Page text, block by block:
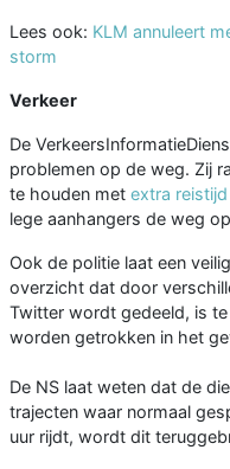
Lees ook: KLM annuleert
storm
Verkeer
De
problemen op de weg. Zij
te houden met extra reistijd
lege aanhangers de weg
Ook de politie laat een
overzicht dat door
Twitter wordt gedeeld, is
worden getrokken in het
De NS laat weten dat de
trajecten waar normaal
uur rijdt, wordt dit